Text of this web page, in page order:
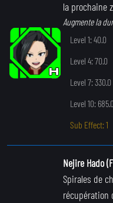
la prochaine
Augmente la
Level 1: 40.0
Level 4: 70.0
Level 7: 330.0
Level 10: 685.0
Sub Effect: 1
Nejire Hado
Spirales de
récupération